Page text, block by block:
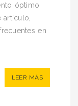
óptimo
en
LEER MÁS